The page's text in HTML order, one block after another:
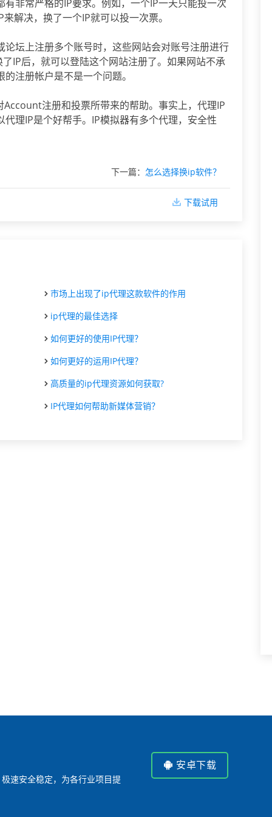
非常严格的IP要求。例如，一个IP一天只能投一次
解决，换了一个IP就可以投一次票。
坛上注册多个账号时，这些网站会对账号注册进行
IP后，就可以登陆这个网站注册了。如果网站不承
注册帐户是不是一个问题。
注册和投票所带来的帮助。事实上，代理IP
理IP是个好帮手。IP模拟器有多个代理，安全性
下一篇： 怎么选择换ip软件？
下载试用
市场上出现了ip代理这款软件的作用
ip代理的最佳选择
如何更好的使用IP代理？
如何更好的运用IP代理？
高质量的ip代理资源如何获取?
IP代理如何帮助新媒体营销？
速安全稳定，为各行业项目提
安卓下载